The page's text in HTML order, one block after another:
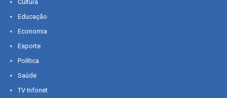
Cultura
Educação
Economia
Esporte
Política
Saúde
TV Infonet